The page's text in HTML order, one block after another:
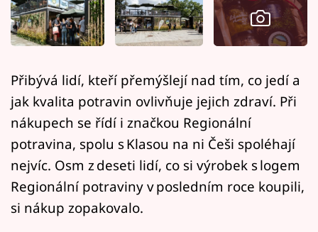
Mámy sobě
Sledujte nás
Přibývá lidí, kteří přemýšlejí nad tím, co jedí a
jak kvalita potravin ovlivňuje jejich zdraví. Při
nákupech se řídí i značkou Regionální
potravina, spolu s Klasou na ni Češi spoléhají
nejvíc. Osm z deseti lidí, co si výrobek s logem
Regionální potraviny v posledním roce koupili,
si nákup zopakovalo.